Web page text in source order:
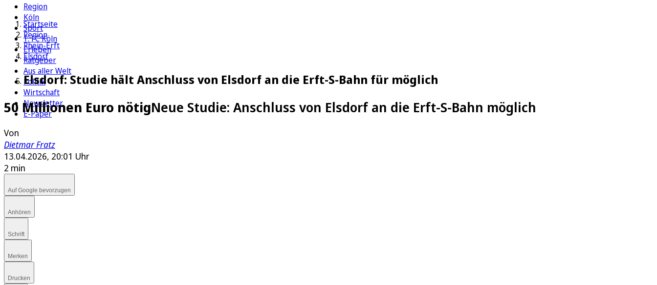
Region
Köln
Sport
1. FC Köln
Erleben
Ratgeber
Aus aller Welt
Politik
Wirtschaft
Newsletter
E-Paper
Startseite
Region
Rhein-Erft
Elsdorf
Elsdorf: Studie hält Anschluss von Elsdorf an die Erft-S-Bahn für möglich
50 Millionen Euro nötigNeue Studie: Anschluss von Elsdorf an die Erft-S-Bahn möglich
Von
Dietmar Fratz
13.04.2026, 20:01 Uhr
2 min
Auf Google bevorzugen
Anhören
Schrift
Merken
Drucken